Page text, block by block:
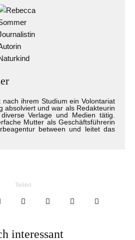
nach ihrem Studium ein Volontariat
absolviert und war als Redakteurin
Verlage und Medien tätig.
Mutter als Geschäftsführerin
between und leitet das
Teilen
interessant